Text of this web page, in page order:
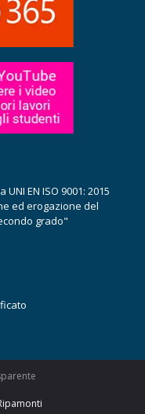
EN ISO 9001: 2015
ed erogazione del
grado"